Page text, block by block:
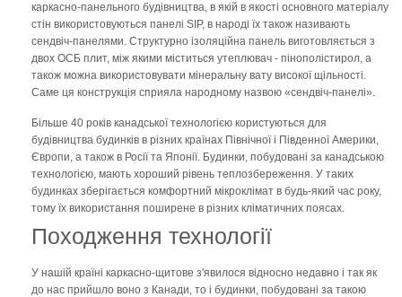
каркасно-панельного будівництва, в якій в якості основного матеріалу
стін використовуються панелі SIP, в народі їх також називають
сендвіч-панелями. Структурно ізоляційна панель виготовляється з
двох ОСБ плит, між якими міститься утеплювач - пінополістирол, а
також можна використовувати мінеральну вату високої щільності.
Саме ця конструкція сприяла народному назвою «сендвіч-панелі».
Більше 40 років канадської технологією користуються для
будівництва будинків в різних країнах Північної і Південної Америки,
Європи, а також в Росії та Японії. Будинки, побудовані за канадською
технологією, мають хороший рівень теплозбереження. У таких
будинках зберігається комфортний мікроклімат в будь-який час року,
тому їх використання поширене в різних кліматичних поясах.
Походження технології
У нашій країні каркасно-щитове з'явилося відносно недавно і так як
до нас прийшло воно з Канади, то і будинки, побудовані за такою